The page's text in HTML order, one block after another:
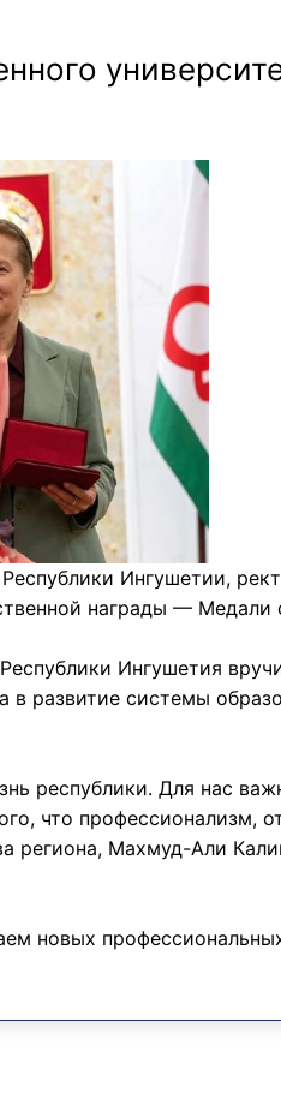
Ингушетии,
награды — Медали
Ингушетия
в развитие системы
республики. Для нас
что профессионализм,
региона, Махмуд-Али
новых